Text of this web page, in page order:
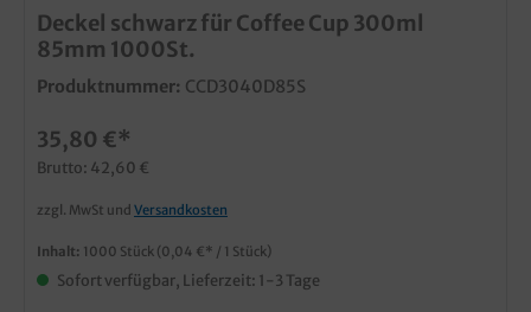
Deckel schwarz für Coffee Cup 300ml
85mm 1000St.
Produktnummer: CCD3040D85S
35,80 €*
Brutto: 42,60 €
zzgl. MwSt und Versandkosten
Inhalt: 1000 Stück (0,04 €* / 1 Stück)
Sofort verfügbar, Lieferzeit: 1-3 Tage